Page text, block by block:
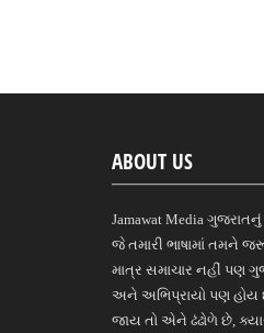
ABOUT US
Jamawat Media
જે તમારી ભાષામાં તમને
માત્ર સમાચાર નહીં પણ
અને અભિપ્રાયો પણ હોય
જાય તો એને ઢંઢોળે છે,